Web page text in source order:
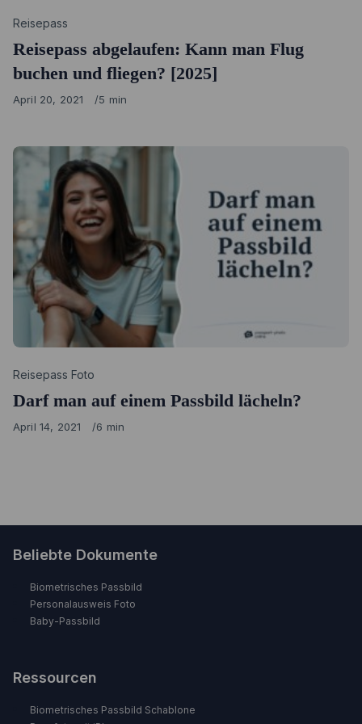
Category
Reisepass
Reisepass abgelaufen: Kann man Flug
buchen und fliegen? [2025]
Published
April 20, 2021 5 min
Category
Reisepass Foto
Darf man auf einem Passbild lächeln?
Published
April 14, 2021 6 min
Beliebte Dokumente
Biometrisches Passbild
Personalausweis Foto
Baby-Passbild
Ressourcen
Biometrisches Passbild Schablone